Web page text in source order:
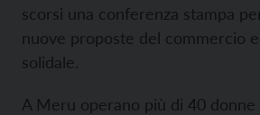
scorsi una conferenza stampa
nuove proposte del commercio
solidale.
A Meru operano più di 40